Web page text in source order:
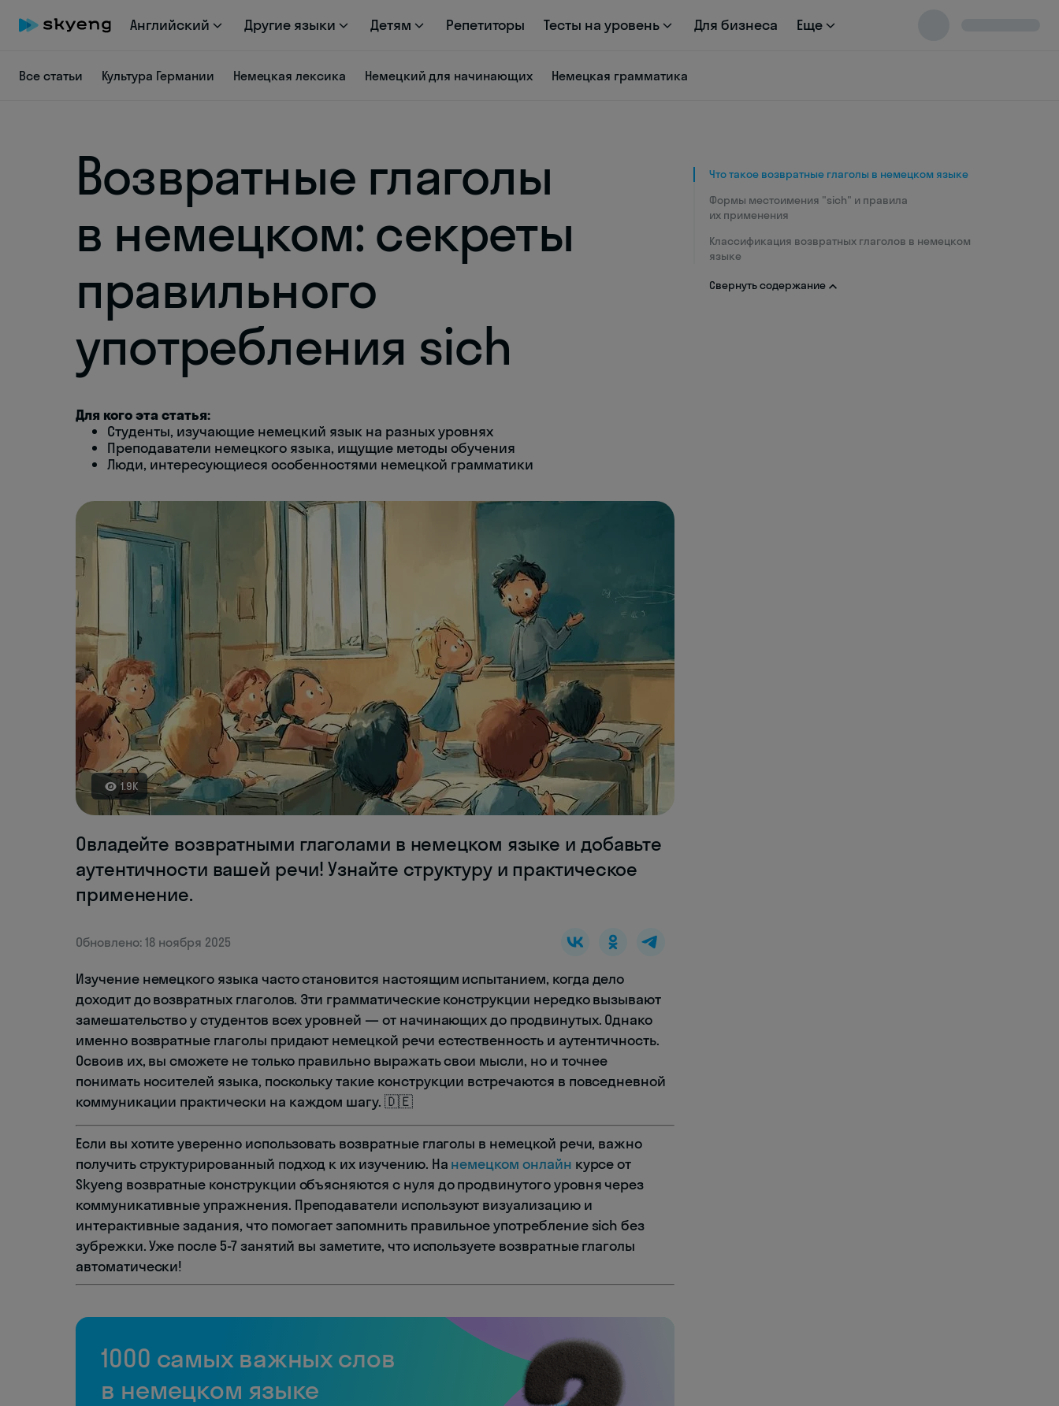
Английский Другие языки Детям Репетиторы Тесты на уровень Для бизнеса Еще
Все статьи Культура Германии Немецкая лексика Немецкий для начинающих Немецкая грамматика
Возвратные глаголы
в немецком: секреты
правильного
употребления sich
Для кого эта статья:
Студенты, изучающие немецкий язык на разных уровнях
Преподаватели немецкого языка, ищущие методы обучения
Люди, интересующиеся особенностями немецкой грамматики
1.9K
Овладейте возвратными глаголами в немецком языке и добавьте
аутентичности вашей речи! Узнайте структуру и практическое
применение.
Обновлено: 18 ноября 2025
Изучение немецкого языка часто становится настоящим испытанием, когда дело
доходит до возвратных глаголов. Эти грамматические конструкции нередко вызывают
замешательство у студентов всех уровней — от начинающих до продвинутых. Однако
именно возвратные глаголы придают немецкой речи естественность и аутентичность.
Освоив их, вы сможете не только правильно выражать свои мысли, но и точнее
понимать носителей языка, поскольку такие конструкции встречаются в повседневной
коммуникации практически на каждом шагу. 🇩🇪
Если вы хотите уверенно использовать возвратные глаголы в немецкой речи, важно
получить структурированный подход к их изучению. На немецком онлайн курсе от
Skyeng возвратные конструкции объясняются с нуля до продвинутого уровня через
коммуникативные упражнения. Преподаватели используют визуализацию и
интерактивные задания, что помогает запомнить правильное употребление sich без
зубрежки. Уже после 5-7 занятий вы заметите, что используете возвратные глаголы
автоматически!
1000 самых важных слов
в немецком языке
Что такое возвратные глаголы в немецком языке
Формы местоимения "sich" и правила
их применения
Классификация возвратных глаголов в немецком
языке
Свернуть содержание